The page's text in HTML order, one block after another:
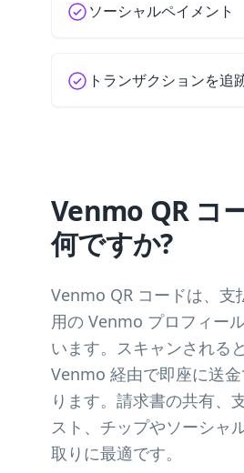
ソーシャルペイメント
トランザクションを追
Venmo QR コ
何ですか?
Venmo QR コードは、支
用の Venmo プロフィー
います。スキャンされる
Venmo 経由で即座に送
ります。請求書の共有、
スト、チップやソーシャ
取りに最適です。